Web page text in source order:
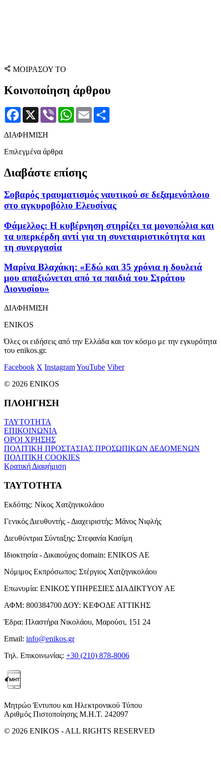
ΜΟΙΡΑΣΟΥ ΤΟ
Κοινοποίηση άρθρου
Facebook
X Viber WhatsApp
Email
ΔΙΑΦΗΜΙΣΗ
Επιλεγμένα άρθρα
Διαβάστε επίσης
Σοβαρός τραυματισμός ναυτικού σε δεξαμενόπλοιο
στο αγκυροβόλιο Ελευσίνας
Φάμελλος: Η κυβέρνηση στηρίζει τα μονοπώλια και
τα υπερκέρδη αντί για τη συνεταιριστικότητα και
τη συνεργασία
Μαρίνα Βλαχάκη: «Εδώ και 35 χρόνια η δουλειά
μου απαξιώνεται από τα παιδιά του Στράτου
Διονυσίου»
ΔΙΑΦΗΜΙΣΗ
ENIKOS
Όλες οι ειδήσεις από την Ελλάδα και τον κόσμο με την εγκυρότητα
του enikos.gr.
Facebook X InstagramYouTube Viber
© 2026 ENIKOS
ΠΛΟΗΓΗΣΗ
ΤΑΥΤΟΤΗΤΑ
ΕΠΙΚΟΙΝΩΝΙΑ
ΟΡΟΙ ΧΡΗΣΗΣ
ΠΟΛΙΤΙΚΗ ΠΡΟΣΤΑΣΙΑΣ ΠΡΟΣΩΠΙΚΩΝ ΔΕΔΟΜΕΝΩΝ
ΠΟΛΙΤΙΚΗ COOKIES
Κρατική Διαφήμιση
ΤΑΥΤΟΤΗΤΑ
Εκδότης: Νίκος Χατζηνικολάου
Γενικός Διευθυντής - Διαχειριστής: Μάνος Νιφλής
Διευθύντρια Σύνταξης: Στεφανία Κασίμη
Ιδιοκτησία - Δικαιούχος domain: ENIKOS AE
Νόμιμος Εκπρόσωπος: Στέργιος Χατζηνικολάου
Επωνυμία: ΕΝΙΚΟΣ ΥΠΗΡΕΣΙΕΣ ΔΙΑΔΙΚΤΥΟΥ ΑΕ
ΑΦΜ: 800384700 ΔΟΥ: ΚΕΦΟΔΕ ΑΤΤΙΚΗΣ
Έδρα: Πλαστήρα Νικολάου, Μαρούσι, 151 24
Email: info@enikos.gr
Τηλ. Επικοινωνίας: +30 (210) 878-8006
Μητρώο Έντυπου και Ηλεκτρονικού Τύπου
Αριθμός Πιστοποίησης Μ.Η.Τ. 242097
© 2026 ENIKOS - ALL RIGHTS RESERVED